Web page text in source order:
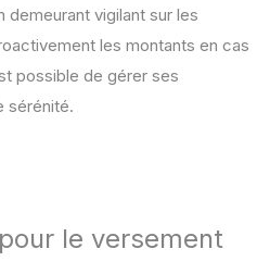
demeurant vigilant sur les
les montants en cas
possible de gérer ses
sérénité.
le versement